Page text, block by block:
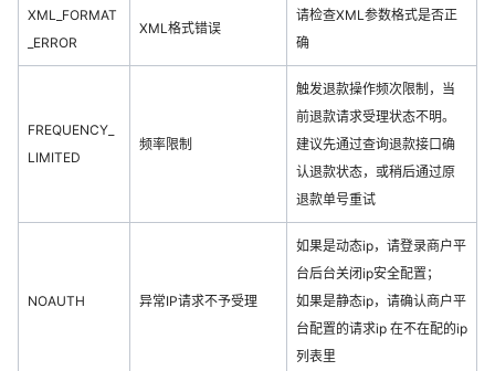
XML_FORMAT
_ERROR
XML格式错误
请检查XML参数格式是否正
确
FREQUENCY_
LIMITED
频率限制
触发退款操作频次限制，当
前退款请求受理状态不明。
建议先通过查询退款接口确
认退款状态，或稍后通过原
退款单号重试
NOAUTH 异常IP请求不予受理
如果是动态ip，请登录商户平
台后台关闭ip安全配置；
如果是静态ip，请确认商户平
台配置的请求ip 在不在配的ip
列表里